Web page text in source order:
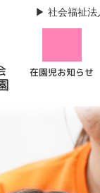
社会福祉法
在園児お知らせ